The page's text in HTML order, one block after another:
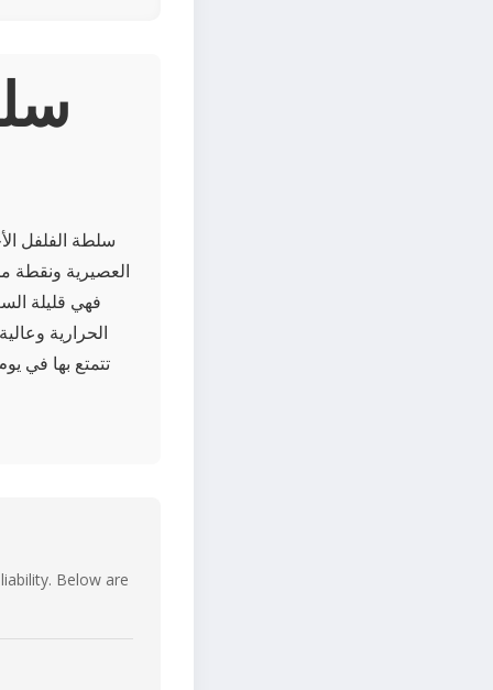
سلطة الفلفل
العصيرية ونقطة
الحرارية
تتمتع بها في
Below are